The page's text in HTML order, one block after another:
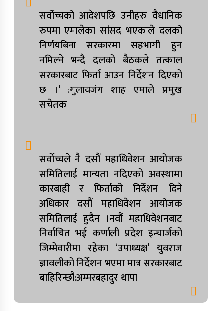
जुम्लामा महिलामाथि जबरजस्ती करणी प्रयासको
आरोपमा एक पक्राउ
नेपाली कांग्रेस जुम्लाका कोषाध्यक्ष पाण्डेको निधन
डाेल्पाकाे जगदुल्लाबाट जुम्ला आउँदै गरेकाे जिप
दुर्घटना, एकको मृत्यु
डाेल्पाकाे जगदुल्लाबाट जुम्ला आउँदै गरेकाे जिप
सर्वोच्चको आदेशपछि उनीहरु वैधानिक
रुपमा एमालेका सांसद भएकाले दलको
निर्णयबिना सरकारमा सहभागी हुन
नमिल्ने भन्दै दलको बैठकले तत्काल
सरकारबाट फिर्ता आउन निर्देशन दिएको
छ ।’ :गुलावजंग शाह एमाले प्रमुख
सचेतक
सर्वोच्चले नै दसौं महाधिवेशन आयोजक
समितिलाई मान्यता नदिएको अवस्थामा
कारबाही र फिर्ताको निर्देशन दिने
अधिकार दसौं महाधिवेशन आयोजक
समितिलाई हुदैन ।नवौं महाधिवेशनबाट
निर्वाचित भई कर्णाली प्रदेश इन्चार्जको
जिम्मेवारीमा रहेका ‘उपाध्यक्ष’ युवराज
ज्ञावलीको निर्देशन भएमा मात्र सरकारबाट
बाहिरिन्छौ:अम्मरबहादुर थापा